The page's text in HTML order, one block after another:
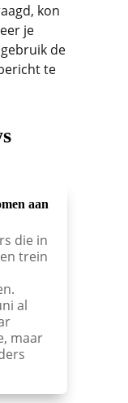
kon
je
de
te
aan
die in
trein
al
maar